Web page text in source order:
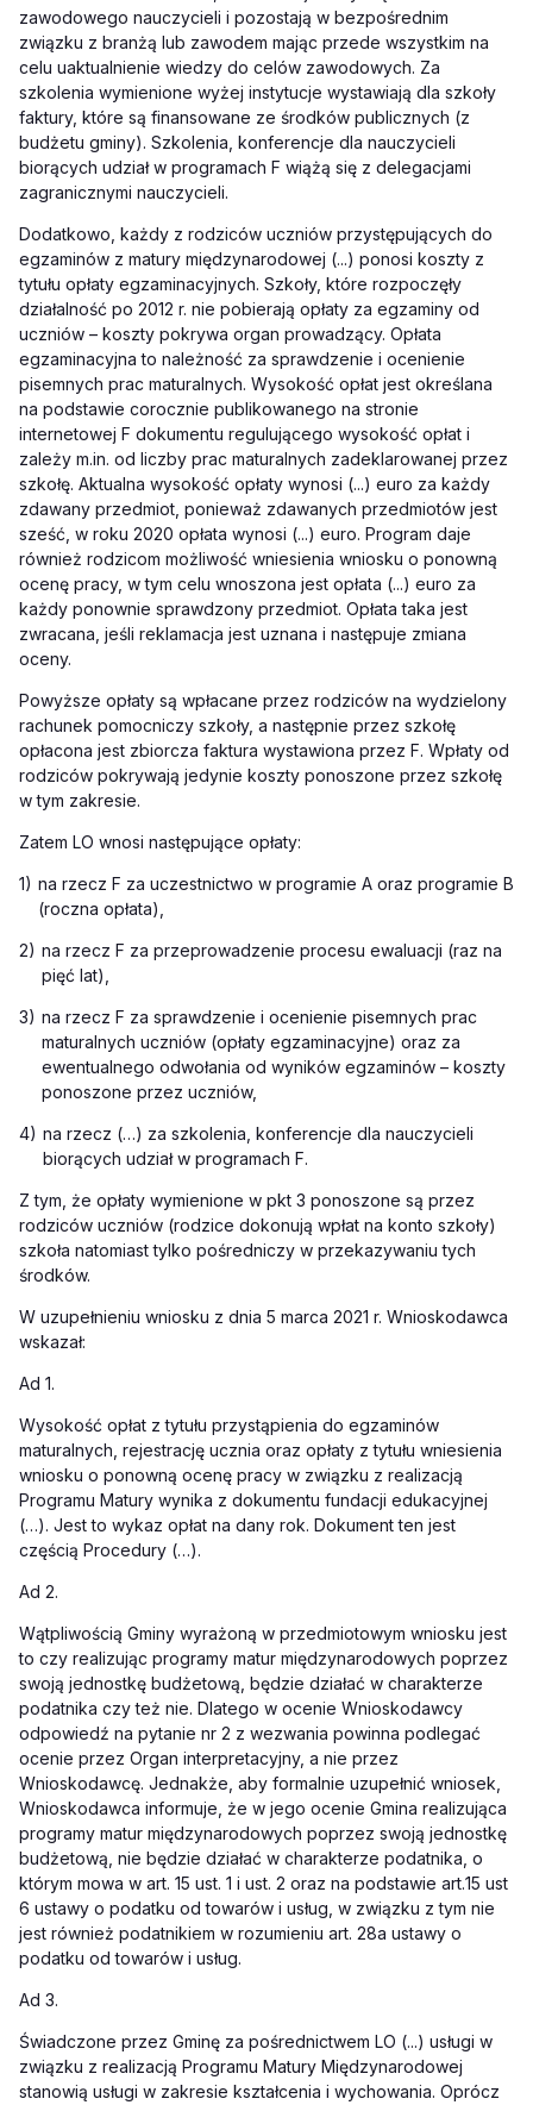
zawodowego nauczycieli i pozostają w bezpośrednim
związku z branżą lub zawodem mając przede wszystkim na
celu uaktualnienie wiedzy do celów zawodowych. Za
szkolenia wymienione wyżej instytucje wystawiają dla szkoły
faktury, które są finansowane ze środków publicznych (z
budżetu gminy). Szkolenia, konferencje dla nauczycieli
biorących udział w programach F wiążą się z delegacjami
zagranicznymi nauczycieli.
Dodatkowo, każdy z rodziców uczniów przystępujących do
egzaminów z matury międzynarodowej (...) ponosi koszty z
tytułu opłaty egzaminacyjnych. Szkoły, które rozpoczęły
działalność po 2012 r. nie pobierają opłaty za egzaminy od
uczniów – koszty pokrywa organ prowadzący. Opłata
egzaminacyjna to należność za sprawdzenie i ocenienie
pisemnych prac maturalnych. Wysokość opłat jest określana
na podstawie corocznie publikowanego na stronie
internetowej F dokumentu regulującego wysokość opłat i
zależy m.in. od liczby prac maturalnych zadeklarowanej przez
szkołę. Aktualna wysokość opłaty wynosi (...) euro za każdy
zdawany przedmiot, ponieważ zdawanych przedmiotów jest
sześć, w roku 2020 opłata wynosi (...) euro. Program daje
również rodzicom możliwość wniesienia wniosku o ponowną
ocenę pracy, w tym celu wnoszona jest opłata (...) euro za
każdy ponownie sprawdzony przedmiot. Opłata taka jest
zwracana, jeśli reklamacja jest uznana i następuje zmiana
oceny.
Powyższe opłaty są wpłacane przez rodziców na wydzielony
rachunek pomocniczy szkoły, a następnie przez szkołę
opłacona jest zbiorcza faktura wystawiona przez F. Wpłaty od
rodziców pokrywają jedynie koszty ponoszone przez szkołę
w tym zakresie.
Zatem LO wnosi następujące opłaty:
1) na rzecz F za uczestnictwo w programie A oraz programie B
(roczna opłata),
2) na rzecz F za przeprowadzenie procesu ewaluacji (raz na
pięć lat),
3) na rzecz F za sprawdzenie i ocenienie pisemnych prac
maturalnych uczniów (opłaty egzaminacyjne) oraz za
ewentualnego odwołania od wyników egzaminów – koszty
ponoszone przez uczniów,
4) na rzecz (…) za szkolenia, konferencje dla nauczycieli
biorących udział w programach F.
Z tym, że opłaty wymienione w pkt 3 ponoszone są przez
rodziców uczniów (rodzice dokonują wpłat na konto szkoły)
szkoła natomiast tylko pośredniczy w przekazywaniu tych
środków.
W uzupełnieniu wniosku z dnia 5 marca 2021 r. Wnioskodawca
wskazał:
Ad 1.
Wysokość opłat z tytułu przystąpienia do egzaminów
maturalnych, rejestrację ucznia oraz opłaty z tytułu wniesienia
wniosku o ponowną ocenę pracy w związku z realizacją
Programu Matury wynika z dokumentu fundacji edukacyjnej
(…). Jest to wykaz opłat na dany rok. Dokument ten jest
częścią Procedury (…).
Ad 2.
Wątpliwością Gminy wyrażoną w przedmiotowym wniosku jest
to czy realizując programy matur międzynarodowych poprzez
swoją jednostkę budżetową, będzie działać w charakterze
podatnika czy też nie. Dlatego w ocenie Wnioskodawcy
odpowiedź na pytanie nr 2 z wezwania powinna podlegać
ocenie przez Organ interpretacyjny, a nie przez
Wnioskodawcę. Jednakże, aby formalnie uzupełnić wniosek,
Wnioskodawca informuje, że w jego ocenie Gmina realizująca
programy matur międzynarodowych poprzez swoją jednostkę
budżetową, nie będzie działać w charakterze podatnika, o
którym mowa w art. 15 ust. 1 i ust. 2 oraz na podstawie art.15 ust
6 ustawy o podatku od towarów i usług, w związku z tym nie
jest również podatnikiem w rozumieniu art. 28a ustawy o
podatku od towarów i usług.
Ad 3.
Świadczone przez Gminę za pośrednictwem LO (...) usługi w
związku z realizacją Programu Matury Międzynarodowej
stanowią usługi w zakresie kształcenia i wychowania. Oprócz